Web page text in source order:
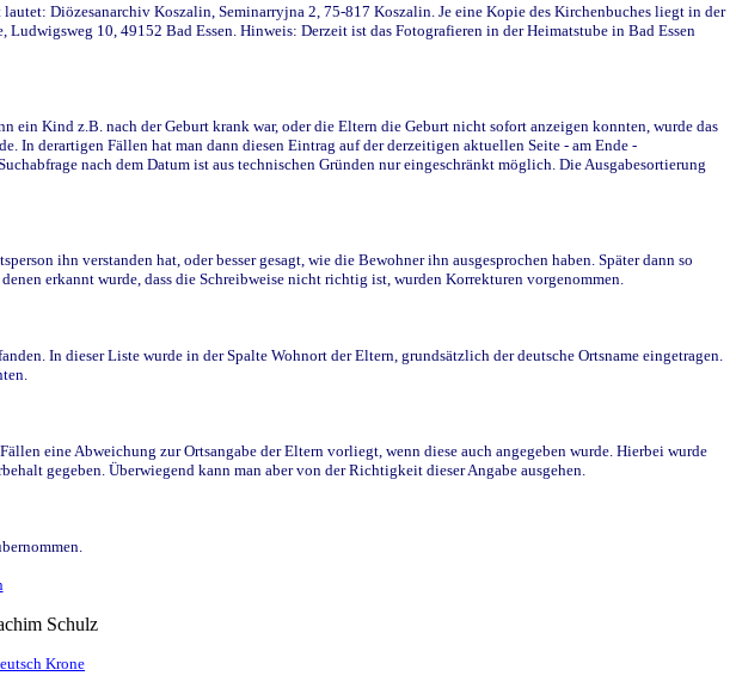
Diözesanarchiv Koszalin, Seminarryjna 2, 75-817 Koszalin. Je eine Kopie des Kirchenbuches liegt in der
10, 49152 Bad Essen. Hinweis: Derzeit ist das Fotografieren in der Heimatstube in Bad Essen
Kind z.B. nach der Geburt krank war, oder die Eltern die Geburt nicht sofort anzeigen konnten, wurde das
In derartigen Fällen hat man dann diesen Eintrag auf der derzeitigen aktuellen Seite - am Ende -
nach dem Datum ist aus technischen Gründen nur eingeschränkt möglich. Die Ausgabesortierung
ihn verstanden hat, oder besser gesagt, wie die Bewohner ihn ausgesprochen haben. Später dann so
erkannt wurde, dass die Schreibweise nicht richtig ist, wurden Korrekturen vorgenommen.
In dieser Liste wurde in der Spalte Wohnort der Eltern, grundsätzlich der deutsche Ortsname eingetragen.
eine Abweichung zur Ortsangabe der Eltern vorliegt, wenn diese auch angegeben wurde. Hierbei wurde
gegeben. Überwiegend kann man aber von der Richtigkeit dieser Angabe ausgehen.
Schulz
Krone